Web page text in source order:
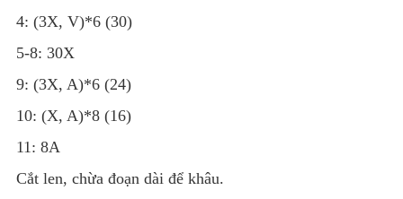
4: (3X, V)*6 (30)
5-8: 30X
9: (3X, A)*6 (24)
10: (X, A)*8 (16)
11: 8A
Cắt len, chừa đoạn dài để khâu.